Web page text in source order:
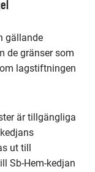
gällande
de gränser som
lagstiftningen
är tillgängliga
ut till
Sb-Hem-kedjan